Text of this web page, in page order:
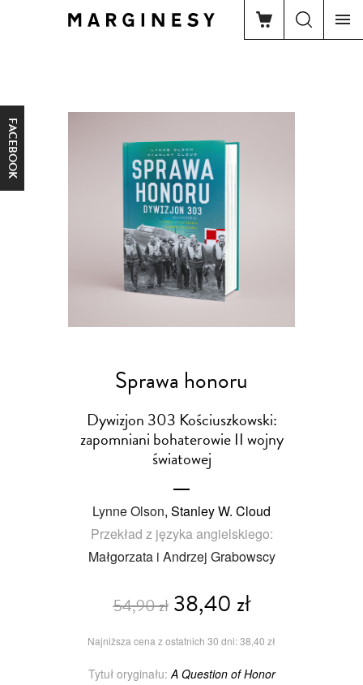
FACEBOOK
Sprawa honoru
Dywizjon 303 Kościuszkowski:
zapomniani bohaterowie II wojny
światowej
Lynne Olson, Stanley W. Cloud
Przekład z języka angielskiego:
Małgorzata i Andrzej Grabowscy
54,90 zł38,40 zł
Najniższa cena z ostatnich 30 dni: 38,40 zł
Tytuł oryginału: A Question of Honor